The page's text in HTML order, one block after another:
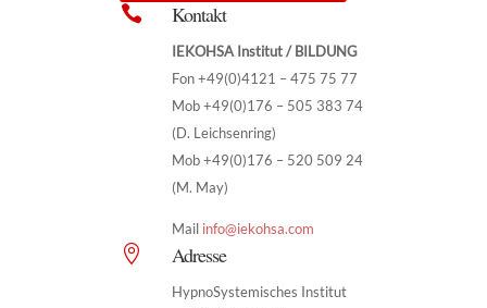
 Kontakt
IEKOHSA Institut / BILDUNG
Fon +49(0)4121 – 475 75 77
Mob +49(0)176 – 505 383 74
(D. Leichsenring)
Mob +49(0)176 – 520 509 24
(M. May)
Mail info@iekohsa.com
 Adresse
HypnoSystemisches Institut